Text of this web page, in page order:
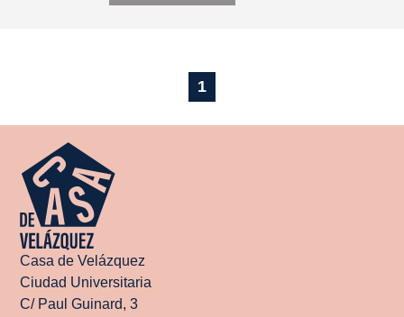
1
Casa de Velázquez
Ciudad Universitaria
C/ Paul Guinard, 3